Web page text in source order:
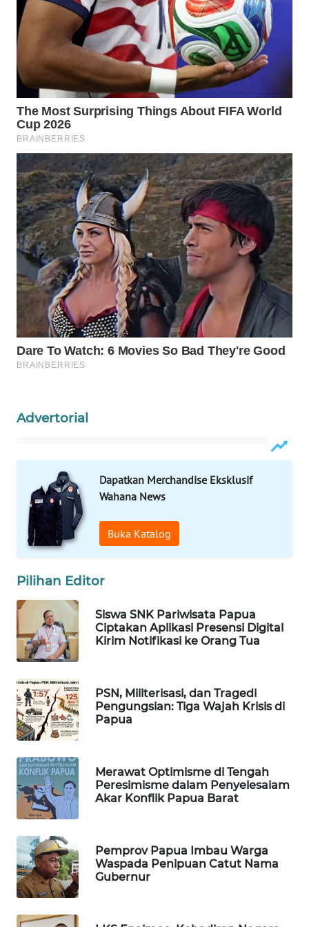
Advertorial
Dapatkan Merchandise Eksklusif
Wahana News
Buka Katalog
Pilihan Editor
Siswa SNK Pariwisata Papua
Ciptakan Aplikasi Presensi Digital
Kirim Notifikasi ke Orang Tua
PSN, Militerisasi, dan Tragedi
Pengungsian: Tiga Wajah Krisis di
Papua
Merawat Optimisme di Tengah
Peresimisme dalam Penyelesaiam
Akar Konflik Papua Barat
Pemprov Papua Imbau Warga
Waspada Penipuan Catut Nama
Gubernur
WAHANA
INFRASTRUKTUR
WAHANA
KONSUMEN
WAHANA
LISTRIK
WAHANA
TRAVEL
WAHANA
TV
WAHANANEWS
ID
WAHANANEWS
CO ID
WAHANANEWS
WAHANA
WAHANA
UMKM
WAHANA
SELEB
PERSONA
WAHANA
OTOMOTIF
HEALTH
WAHANA
DESA
LAPAK
WAHANA
Wahana
Network
KONSUMEN